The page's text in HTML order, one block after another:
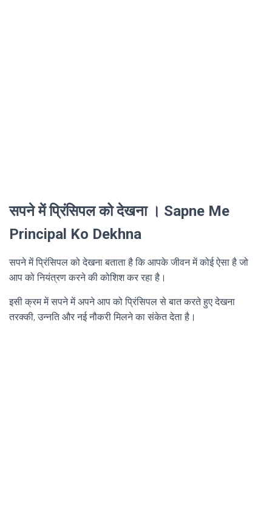
सपने में प्रिंसिपल को देखना । Sapne Me
Principal Ko Dekhna
सपने में प्रिंसिपल को देखना बताता है कि आपके जीवन में कोई ऐसा है जो
आप को नियंत्रण करने की कोशिश कर रहा है।
इसी क्रम में सपने में अपने आप को प्रिंसिपल से बात करते हुए देखना
तरक्की, उन्नति और नई नौकरी मिलने का संकेत देता है।